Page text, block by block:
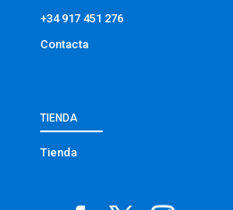
+34 917 451 276
Contacta
TIENDA
Tienda